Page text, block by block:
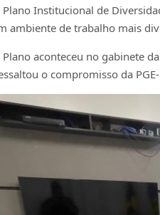
Institucional de
ambiente de trabalho mais
aconteceu no gabinete
o compromisso da